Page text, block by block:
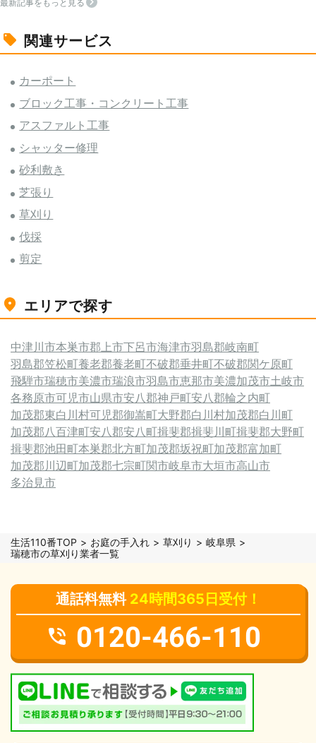
最新記事をもっと見る
関連サービス
カーポート
ブロック工事・コンクリート工事
アスファルト工事
シャッター修理
砂利敷き
芝張り
草刈り
伐採
剪定
エリアで探す
中津川市本巣市郡上市下呂市海津市羽島郡岐南町
羽島郡笠松町養老郡養老町不破郡垂井町不破郡関ケ原町
飛騨市瑞穂市美濃市瑞浪市羽島市恵那市美濃加茂市土岐市
各務原市可児市山県市安八郡神戸町安八郡輪之内町
加茂郡東白川村可児郡御嵩町大野郡白川村加茂郡白川町
加茂郡八百津町安八郡安八町揖斐郡揖斐川町揖斐郡大野町
揖斐郡池田町本巣郡北方町加茂郡坂祝町加茂郡富加町
加茂郡川辺町加茂郡七宗町関市岐阜市大垣市高山市
多治見市
生活110番TOP お庭の手入れ 草刈り
岐阜県
瑞穂市の草刈り業者一覧
通話料無料 24時間365日受付！
0120-466-110